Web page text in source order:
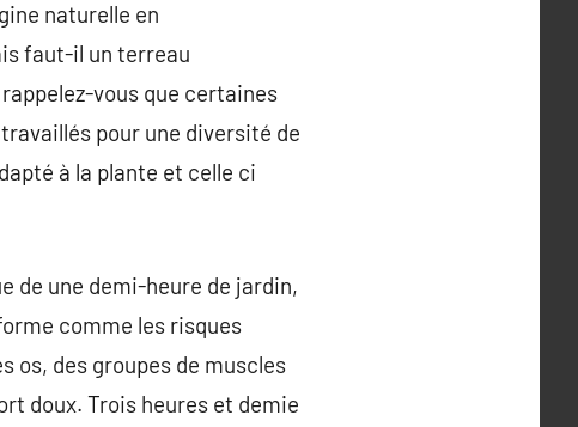
naturelle en
faut-il un terreau
vous que certaines
pour une diversité de
à la plante et celle ci
de une demi-heure de jardin,
comme les risques
os, des groupes de muscles
doux. Trois heures et demie